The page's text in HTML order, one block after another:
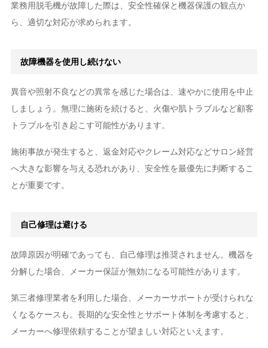
業務用脱毛機が故障した際は、安全性確保と機器保護の観点か
ら、適切な対応が求められます。
故障機器を使用し続けない
異音や照射不良などの異常を感じた場合は、速やかに使用を中止
しましょう。無理に施術を続けると、火傷や肌トラブルなど顧客
トラブルを引き起こす可能性があります。
施術事故が発生すると、返金対応やクレーム対応などサロン経営
へ大きな影響を与える恐れがあり、安全性を最優先に判断するこ
とが重要です。
自己修理は避ける
故障原因が明確であっても、自己修理は推奨されません。機器を
分解した場合、メーカー保証が無効になる可能性があります。
第三者修理業者を利用した場合、メーカーサポートが受けられな
くなるケースも。長期的な安全性とサポート体制を考慮すると、
メーカーへ修理依頼することが望ましい対応といえます。